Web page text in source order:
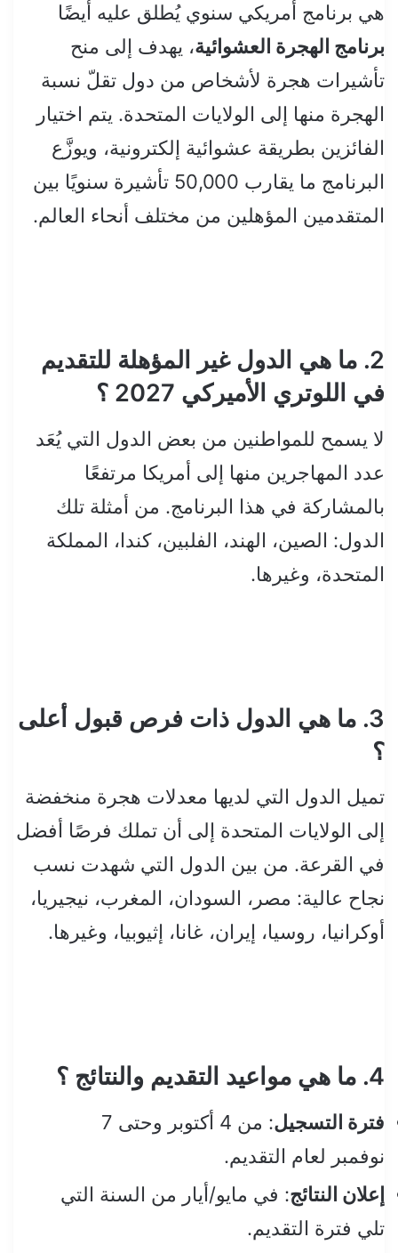
هي برنامج أمريكي سنوي يُطلق عليه أيضًا
برنامج الهجرة العشوائية، يهدف إلى منح
تأشيرات هجرة لأشخاص من دول تقلّ نسبة
الهجرة منها إلى الولايات المتحدة. يتم اختيار
الفائزين بطريقة عشوائية إلكترونية، ويوزَّع
البرنامج ما يقارب 50,000 تأشيرة سنويًا بين
المتقدمين المؤهلين من مختلف أنحاء العالم.
2. ما هي الدول غير المؤهلة للتقديم
في اللوتري الأميركي 2027 ؟
لا يسمح للمواطنين من بعض الدول التي يُعَد
عدد المهاجرين منها إلى أمريكا مرتفعًا
بالمشاركة في هذا البرنامج. من أمثلة تلك
الدول: الصين، الهند، الفلبين، كندا، المملكة
المتحدة، وغيرها.
3. ما هي الدول ذات فرص قبول أعلى
؟
تميل الدول التي لديها معدلات هجرة منخفضة
إلى الولايات المتحدة إلى أن تملك فرصًا أفضل
في القرعة. من بين الدول التي شهدت نسب
نجاح عالية: مصر، السودان، المغرب، نيجيريا،
أوكرانيا، روسيا، إيران، غانا، إثيوبيا، وغيرها.
4. ما هي مواعيد التقديم والنتائج ؟
فترة التسجيل
: من 4 أكتوبر وحتى 7
نوفمبر لعام التقديم.
إعلان النتائج: في مايو/أيار من السنة التي
تلي فترة التقديم.